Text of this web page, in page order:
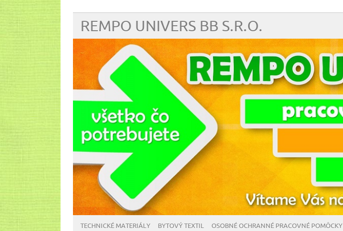
REMPO UNIVERS BB S.R.O.
TECHNICKÉ MATERIÁLY BYTOVÝ TEXTIL OSOBNÉ OCHRANNÉ PRACOVNÉ POMÔCKY